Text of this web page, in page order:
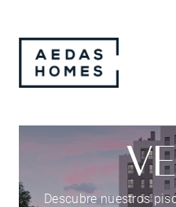
Descubre nuestros